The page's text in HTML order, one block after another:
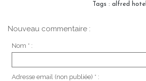
Tags : alfred hotel
Nouveau commentaire :
Nom * :
Adresse email (non publiée) * :